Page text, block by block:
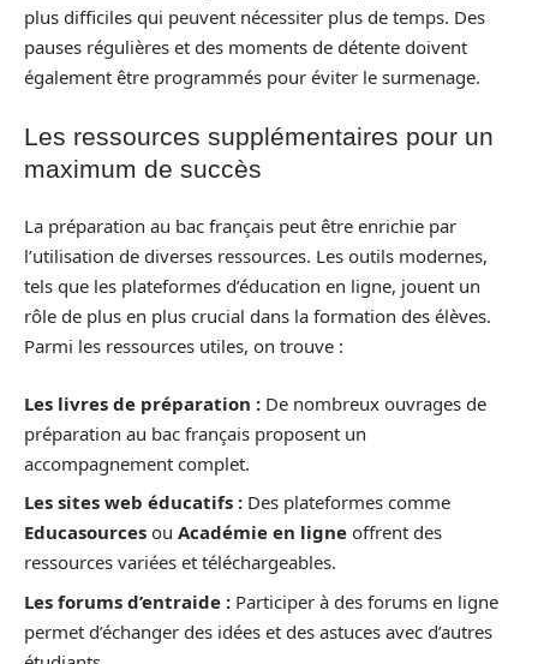
plus difficiles qui peuvent nécessiter plus de temps. Des
pauses régulières et des moments de détente doivent
également être programmés pour éviter le surmenage.
Les ressources supplémentaires pour un
maximum de succès
La préparation au bac français peut être enrichie par
l’utilisation de diverses ressources. Les outils modernes,
tels que les plateformes d’éducation en ligne, jouent un
rôle de plus en plus crucial dans la formation des élèves.
Parmi les ressources utiles, on trouve :
Les livres de préparation : De nombreux ouvrages de
préparation au bac français proposent un
accompagnement complet.
Les sites web éducatifs : Des plateformes comme
Educasources ou Académie en ligne offrent des
ressources variées et téléchargeables.
Les forums d’entraide : Participer à des forums en ligne
permet d’échanger des idées et des astuces avec d’autres